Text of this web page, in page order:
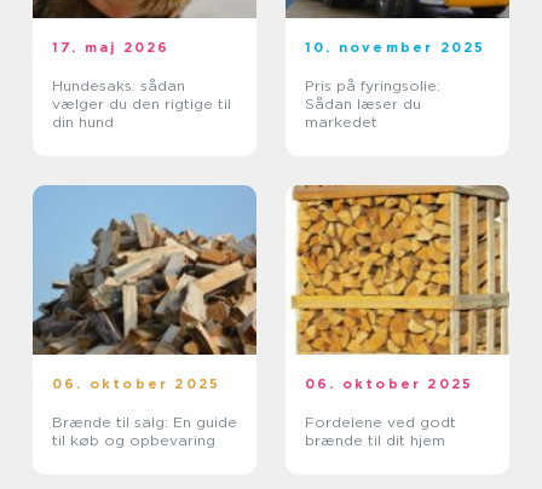
17. maj 2026
Hundesaks: sådan
vælger du den rigtige til
din hund
10. november 2025
Pris på fyringsolie:
Sådan læser du
markedet
06. oktober 2025
Brænde til salg: En guide
til køb og opbevaring
06. oktober 2025
Fordelene ved godt
brænde til dit hjem